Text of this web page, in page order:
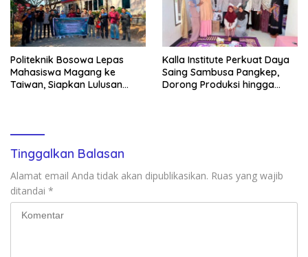
Politeknik Bosowa Lepas
Mahasiswa Magang ke
Taiwan, Siapkan Lulusan
Kalla Institute Perkuat Daya
Saing Sambusa Pangkep,
Dorong Produksi hingga
Tinggalkan Balasan
Alamat email Anda tidak akan dipublikasikan. Ruas yang wajib
ditandai *